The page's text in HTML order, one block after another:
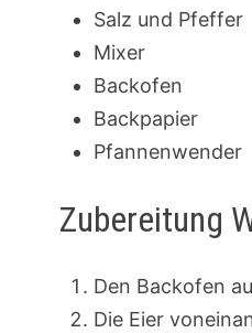
Salz und Pfeffer
Mixer
Backofen
Backpapier
Pfannenwender
Zubereitung
Den Backofen
Die Eier